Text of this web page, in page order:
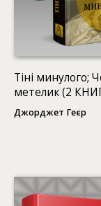
Тіні минулого;
метелик (2
Джорджет Геєр